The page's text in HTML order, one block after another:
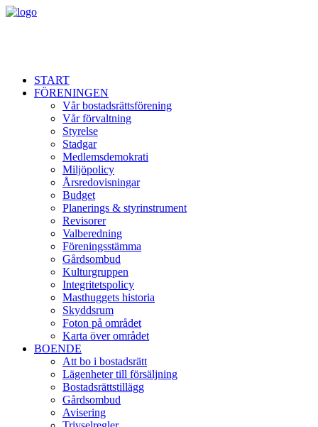
START
FÖRENINGEN
Vår bostadsrättsförening
Vår förvaltning
Styrelse
Stadgar
Medlemsdemokrati
Miljöpolicy
Årsredovisningar
Budget
Planerings & styrinstrument
Revisorer
Valberedning
Föreningsstämma
Gårdsombud
Kulturgruppen
Integritetspolicy
Masthuggets historia
Skyddsrum
Foton på området
Karta över området
BOENDE
Att bo i bostadsrätt
Lägenheter till försäljning
Bostadsrättstillägg
Gårdsombud
Avisering